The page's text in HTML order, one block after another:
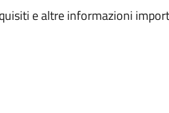
e altre informazioni